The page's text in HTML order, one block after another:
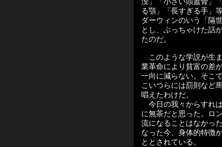
る顎」「長すぎる手」
ダーウィンのいう「隔
とし、ぶっちゃけた話
たのだ。
このような学説が生
業革命により貧富の差
一向に減らない。そこ
こいつらには罰則など
唱えたわけだ。
今日の我々からすれ
に無茶だと思った。ロ
流になることはなかっ
なった今、身体的特徴
ととされている。